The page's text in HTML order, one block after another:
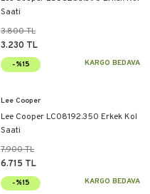
Saati
3.800 TL
3.230 TL
-%15 KARGO BEDAVA
Lee Cooper
Lee Cooper LC08192.350 Erkek Kol
Saati
7.900 TL
6.715 TL
-%15 KARGO BEDAVA